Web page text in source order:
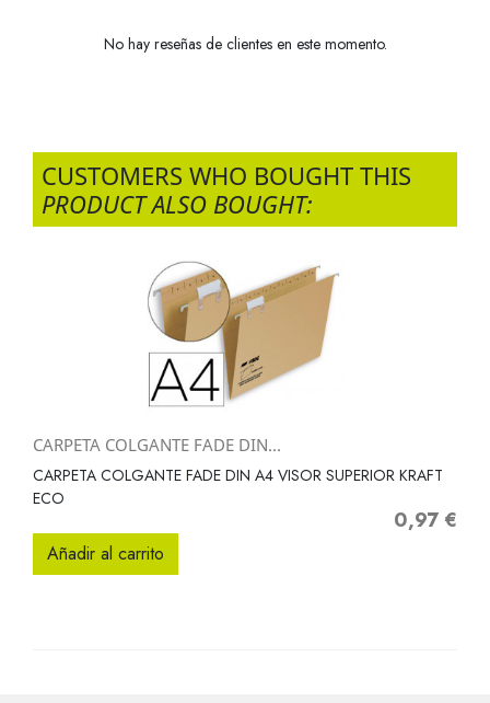
No hay reseñas de clientes en este momento.
CUSTOMERS WHO BOUGHT THIS
PRODUCT ALSO BOUGHT:
CARPETA COLGANTE FADE DIN...
CARPETA COLGANTE FADE DIN A4 VISOR SUPERIOR KRAFT
ECO
Precio
0,97 €
Añadir al carrito